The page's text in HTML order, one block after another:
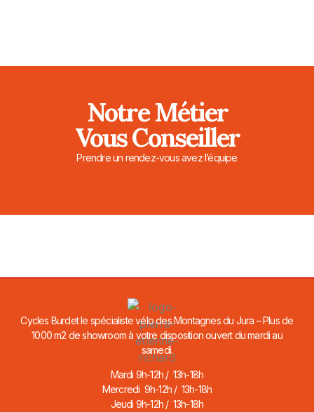
Notre Métier
Vous Conseiller
Prendre un rendez-vous avez l’équipe
Cycles Burdet le spécialiste vélo des Montagnes du Jura – Plus de
1000 m2 de showroom à votre disposition ouvert du mardi au
samedi.
Mardi 9h-12h / 13h-18h
Mercredi 9h-12h / 13h-18h
Jeudi 9h-12h / 13h-18h